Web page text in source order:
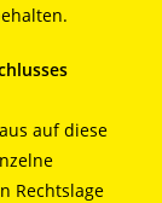
auf diese
Rechtslage